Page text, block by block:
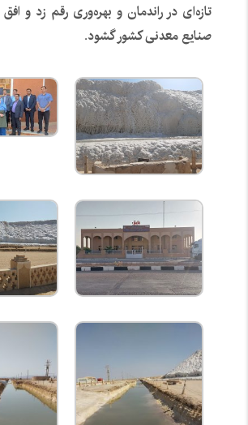
تازه‌ای در راندمان و بهره‌وری رقم زد و
صنایع معدنی کشور گشود.